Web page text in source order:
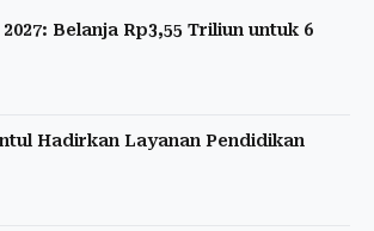
Belanja Rp3,55 Triliun untuk 6
Hadirkan Layanan Pendidikan